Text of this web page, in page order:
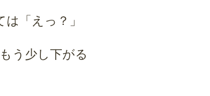
「えっ？」
う少し下がる